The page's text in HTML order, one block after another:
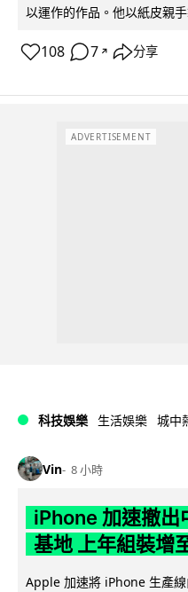
以運作的作品。他以紙皮親
108 7 ↗ 分享
ADVERTISEMENT
科技娛樂 生活娛樂 城中
Vin 8 小時
iPhone 加速撤出
基地 上年組裝增
Apple 加速將 iPhone 生產